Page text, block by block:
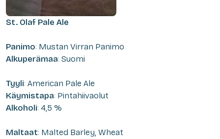
St. Olaf Pale Ale
Panimo: Mustan Virran Panimo
Alkuperämaa: Suomi
Tyyli: American Pale Ale
Käymistapa: Pintahiivaolut
Alkoholi: 4,5 %
Maltaat: Malted Barley, Wheat